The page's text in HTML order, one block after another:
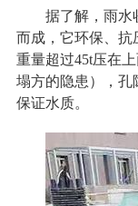
据了解，雨水
而成，它环保、抗
重量超过45t压在
塌方的隐患），孔
保证水质。